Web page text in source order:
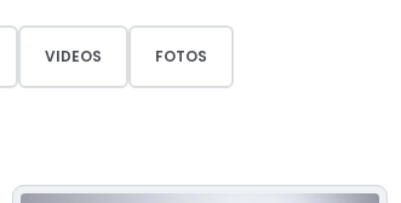
VIDEOS FOTOS